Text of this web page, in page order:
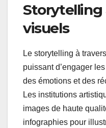
Storytelling
visuels
Le storytelling à
puissant d’engager
des émotions et des
Les institutions
images de haute
infographies pour